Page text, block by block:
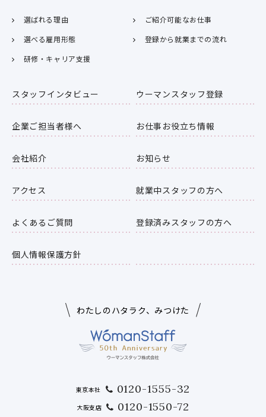
わたしのハタラク、みつけた
東京本社 0120-1555-32
大阪支店 0120-1550-72
選ばれる理由
ご紹介可能なお仕事
選べる雇用形態
登録から就業までの流れ
研修・キャリア支援
スタッフインタビュー
企業ご担当者様へ
会社紹介
アクセス
よくあるご質問
個人情報保護方針
ウーマンスタッフ登録
お仕事お役立ち情報
お知らせ
就業中スタッフの方へ
登録済みスタッフの方へ